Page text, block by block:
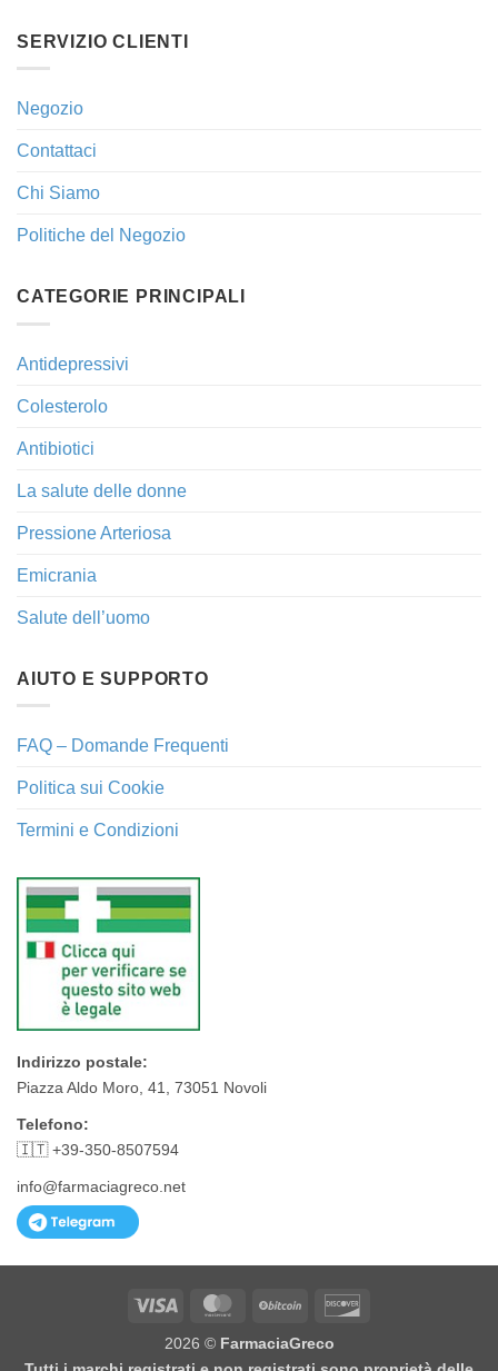
SERVIZIO CLIENTI
Negozio
Contattaci
Chi Siamo
Politiche del Negozio
CATEGORIE PRINCIPALI
Antidepressivi
Colesterolo
Antibiotici
La salute delle donne
Pressione Arteriosa
Emicrania
Salute dell’uomo
AIUTO E SUPPORTO
FAQ – Domande Frequenti
Politica sui Cookie
Termini e Condizioni
Indirizzo postale:
Piazza Aldo Moro, 41, 73051 Novoli
Telefono:
🇮🇹 +39-350-8507594
info@farmaciagreco.net
Visa MasterCardBitCoin
2026 © FarmaciaGreco